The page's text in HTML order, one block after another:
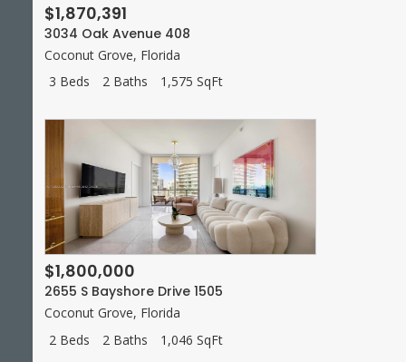
$1,870,391
3034 Oak Avenue 408
Coconut Grove, Florida
3 Beds
2 Baths 1,575 SqFt
$1,800,000
2655 S Bayshore Drive 1505
Coconut Grove, Florida
2 Beds
2 Baths 1,046 SqFt